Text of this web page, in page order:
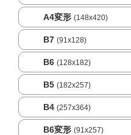
A4変形 (148x420)
B7 (91x128)
B6 (128x182)
B5 (182x257)
B4 (257x364)
B6変形 (91x257)